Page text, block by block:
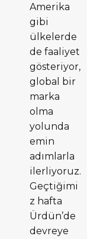
Amerika
gibi
ülkelerde
de faaliyet
gösteriyor,
global bir
marka
olma
yolunda
emin
adımlarla
ilerliyoruz.
Geçtiğimi
z hafta
Ürdün’de
devreye